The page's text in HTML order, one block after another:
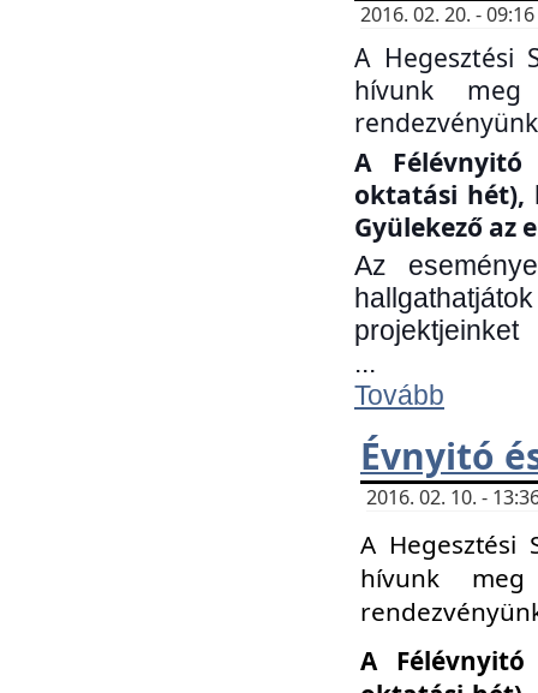
2016. 02. 20. -
A Hegesztési
hívunk
A
oktatási hét),
Gyülekező az
Az
projektjeinket
...
Tovább
Évnyitó
2016. 02. 10. -
A Hegesztési
hívunk
A